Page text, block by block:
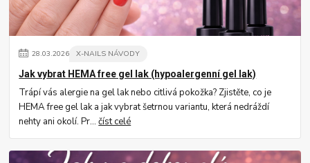
28.03.2026 X-NAILS NÁVODY
Jak vybrat HEMA free gel lak (hypoalergenní gel lak)
Trápí vás alergie na gel lak nebo citlivá pokožka? Zjistěte, co je
HEMA free gel lak a jak vybrat šetrnou variantu, která nedráždí
nehty ani okolí. Pr...číst celé